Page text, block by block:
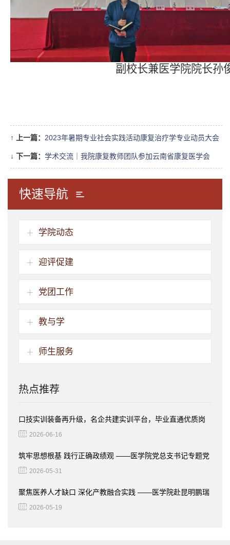
副校长兼医学院院长孙俊
↑ 上一篇： 2023年暑期专业社会实践活动康复治疗学专业动员大会
↓ 下一篇： 学术交流｜我院康复教师团队参加云南省康复医学会
2023年综合学术年会
快速导航
学院动态
迎评促建
党团工作
教与学
师生服务
热点推荐
口技实训装备再升级，名企共建实训平台，毕业直通优质岗
位 2026-06-16
筑牢思想根基 践行正确政绩观 ——医学院党总支书记专题党
课 2026-05-31
聚焦医养人才缺口 深化产教融合实践 ——医学院赴昆明鹏瑞
利康养社区开展访企拓岗活动​
2026-05-19